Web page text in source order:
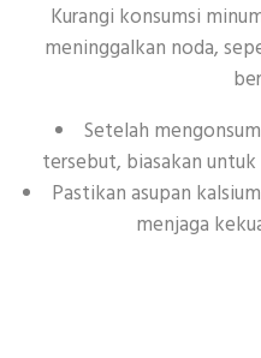
Kurangi konsumsi
meninggalkan noda,
Setelah
tersebut, biasakan
Pastikan asupan
menjaga